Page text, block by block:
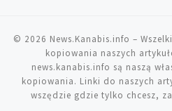
© 2026 News.Kanabis.info –
kopiowania naszych
news.kanabis.info są naszą
kopiowania. Linki do naszych
wszędzie gdzie tylko chcesz,